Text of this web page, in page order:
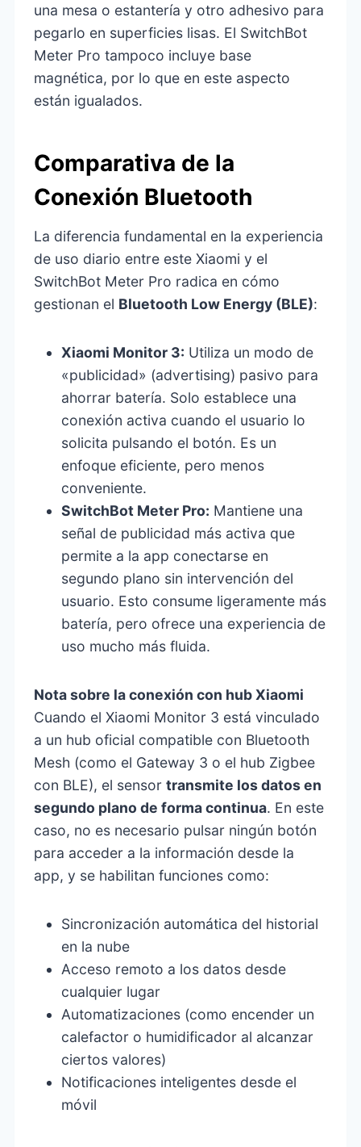
una mesa o estantería y otro adhesivo para
pegarlo en superficies lisas. El SwitchBot
Meter Pro tampoco incluye base
magnética, por lo que en este aspecto
están igualados.
Comparativa de la
Conexión Bluetooth
La diferencia fundamental en la experiencia
de uso diario entre este Xiaomi y el
SwitchBot Meter Pro radica en cómo
gestionan el Bluetooth Low Energy (BLE):
Xiaomi Monitor 3: Utiliza un modo de
«publicidad» (advertising) pasivo para
ahorrar batería. Solo establece una
conexión activa cuando el usuario lo
solicita pulsando el botón. Es un
enfoque eficiente, pero menos
conveniente.
SwitchBot Meter Pro: Mantiene una
señal de publicidad más activa que
permite a la app conectarse en
segundo plano sin intervención del
usuario. Esto consume ligeramente más
batería, pero ofrece una experiencia de
uso mucho más fluida.
Nota sobre la conexión con hub Xiaomi
Cuando el Xiaomi Monitor 3 está vinculado
a un hub oficial compatible con Bluetooth
Mesh (como el Gateway 3 o el hub Zigbee
con BLE), el sensortransmite los datos en
segundo plano de forma continua. En este
caso, no es necesario pulsar ningún botón
para acceder a la información desde la
app, y se habilitan funciones como:
Sincronización automática del historial
en la nube
Acceso remoto a los datos desde
cualquier lugar
Automatizaciones (como encender un
calefactor o humidificador al alcanzar
ciertos valores)
Notificaciones inteligentes desde el
móvil